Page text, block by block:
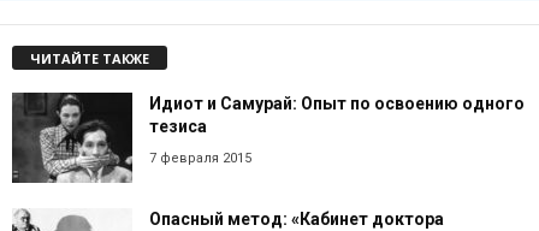
ЧИТАЙТЕ ТАКЖЕ
Идиот и Самурай: Опыт по освоению одного
тезиса
7 февраля 2015
Опасный метод: «Кабинет доктора